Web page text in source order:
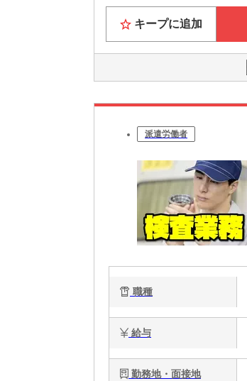
キープに追加
派遣労働者
職種
給与
勤務地・面接地